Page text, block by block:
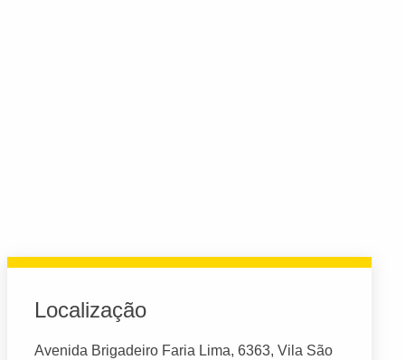
Localização
Avenida Brigadeiro Faria Lima, 6363, Vila São